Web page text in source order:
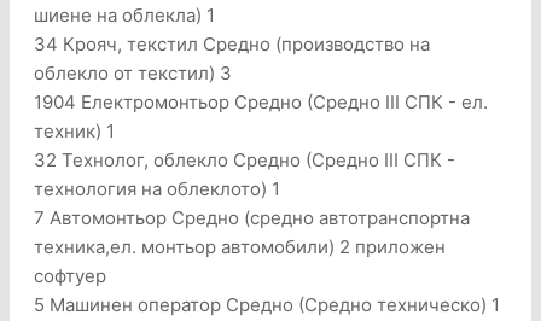
шиене на облекла) 1
34 Крояч, текстил Средно (производство на
облекло от текстил) 3
1904 Електромонтьор Средно (Средно III СПК - ел.
техник) 1
32 Технолог, облекло Средно (Средно III СПК -
технология на облеклото) 1
7 Автомонтьор Средно (средно автотранспортна
техника,ел. монтьор автомобили) 2 приложен
софтуер
5 Машинен оператор Средно (Средно техническо) 1